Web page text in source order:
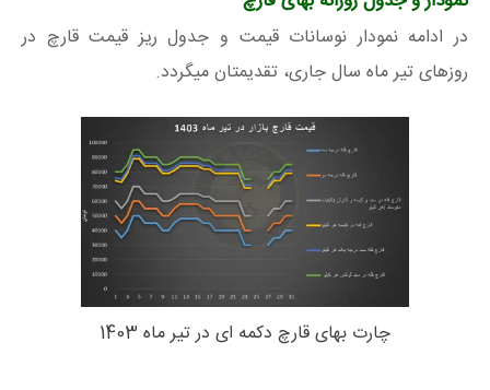
در ادامه نمودار نوسانات قیمت و جدول ریز قیمت قارچ در
روزهای تیر ماه سال جاری، تقدیمتان میگردد.
چارت بهای قارچ دکمه ای در تیر ماه 1403